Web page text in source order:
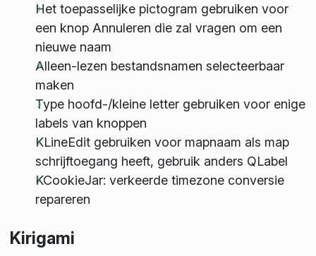
Het toepasselijke pictogram gebruiken voor
een knop Annuleren die zal vragen om een
nieuwe naam
Alleen-lezen bestandsnamen selecteerbaar
maken
Type hoofd-/kleine letter gebruiken voor enige
labels van knoppen
KLineEdit gebruiken voor mapnaam als map
schrijftoegang heeft, gebruik anders QLabel
KCookieJar: verkeerde timezone conversie
repareren
Kirigami